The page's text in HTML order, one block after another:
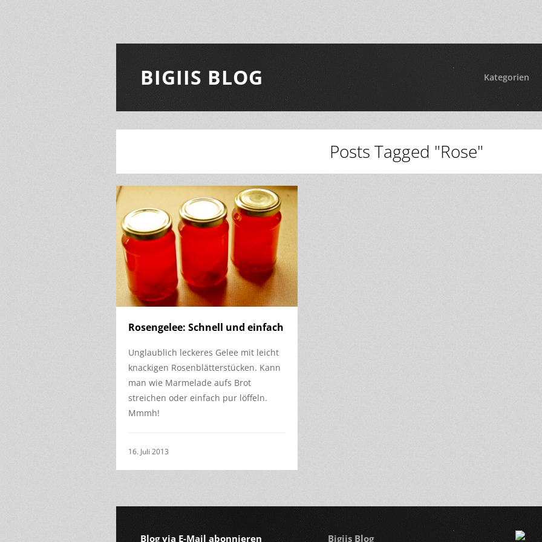
BIGIIS BLOG Kategorien
Posts Tagged "Rose"
Rosengelee: Schnell und einfach
Unglaublich leckeres Gelee mit leicht
knackigen Rosenblätterstücken. Kann
man wie Marmelade aufs Brot
streichen oder einfach pur löffeln.
Mmmh!
16. Juli 2013
Blog via E-Mail abonnieren Bigiis Blog